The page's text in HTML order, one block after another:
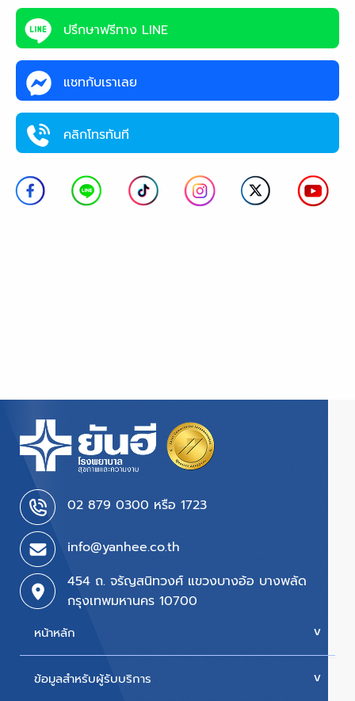
ปรึกษาฟรีทาง LINE
แชทกับเราเลย
คลิกโทรทันที
02 879 0300 หรือ 1723
info@yanhee.co.th
454 ถ. จรัญสนิทวงศ์ แขวงบางอ้อ บางพลัด
กรุงเทพมหานคร 10700
หน้าหลัก
บริการของเรา
ข้อมูลสำหรับผู้รับบริการ